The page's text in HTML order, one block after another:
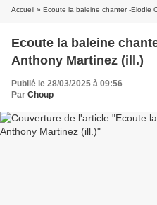
Accueil » Ecoute la baleine chanter -Elodie
Ecoute la baleine
Anthony Martinez (ill.)
Publié le 28/03/2025 à 09:56
Par Choup